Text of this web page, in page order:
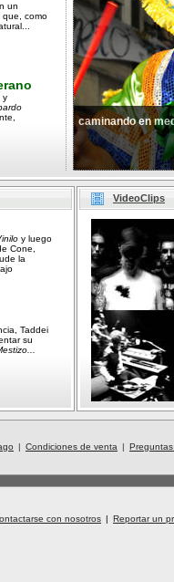
un
que, como
y
caminando en
y luego
Cone,
la
Taddei
su
VideoClips
| Condiciones de venta |
con nosotros | Reportar un